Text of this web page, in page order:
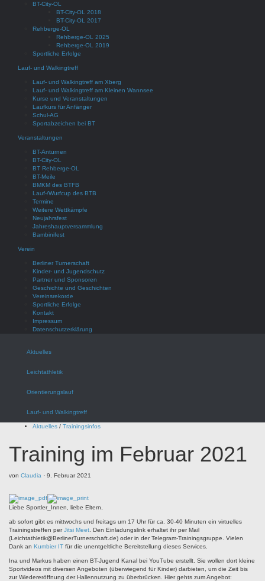
BT-City-OL
BT-City-OL 2018
BT-City-OL 2017
Rehberge-OL
Rehberge-OL 2025
Rehberge-OL 2019
Sportliche Erfolge
Lauf- und Walkingtreff
Lauf- und Walkingtreff am Xberg
Lauf- und Walkingtreff am Kleinen Wannsee
Kurse und Veranstaltungen
Laufkurs für Anfänger
Schul-AG
Sportabzeichen bei BT
Veranstaltungen
BT-Anturnen
BT-City-OL
BT Rehberge-OL
BT-Meile
BMKM des BTFB
Lauf-/Wurfcup des BTB
Termine
Weitere Wettkämpfe
Neujahrsfest
Jahreshauptversammlung
Bambinifest
Verein
Berliner Turnerschaft
Kinder- und Jugendschutz
Partner und Sponsoren
Geschichte und Geschichten
Vereinsrekorde
Sportliche Erfolge
Kontakt
Impressum
Datenschutzerklärung
Aktuelles
Leichtathletik
Orientierungslauf
Lauf- und Walkingtreff
Aktuelles / Trainingsinfos
Training im Februar 2021
von Claudia · 9. Februar 2021
Liebe Sportler_Innen, liebe Eltern,
ab sofort gibt es mittwochs und freitags um 17 Uhr für ca. 30-40 Minuten ein virtuelles
Trainingstreffen perJitsi Meet . Den Einladungslink erhaltet ihr per Mail
(Leichtathletik@BerlinerTurnerschaft.de) oder in der Telegram-Trainingsgruppe. Vielen
Dank an Kumbier IT für die unentgeltliche Bereitstellung dieses Services.
Ina und Markus haben einen BT-Jugend Kanal bei YouTube erstellt. Sie wollen dort kleine
Sportvideos mit diversen Angeboten (überwiegend für Kinder) darbieten, um die Zeit bis
zur Wiedereröffnung der Hallennutzung zu überbrücken. Hier gehts zum Angebot: